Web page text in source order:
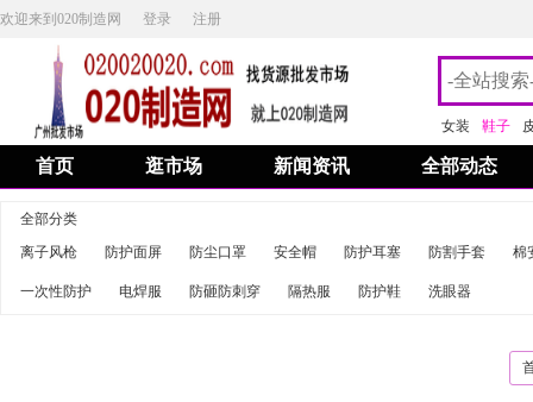
欢迎来到020制造网 登录 注册
女装 鞋子
首页 逛市场 新闻资讯 全部动态
全部分类
离子风枪
防护面屏 防尘口罩 安全帽 防护耳塞 防割手套 棉
一次性防护 电焊服 防砸防刺穿 隔热服 防护鞋 洗眼器